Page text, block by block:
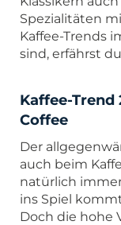
Spezialitäten
Kaffee-Trends
sind, erfährst
Kaffee-Trend
Coffee
Der
auch beim
natürlich
ins Spiel
Doch die hohe